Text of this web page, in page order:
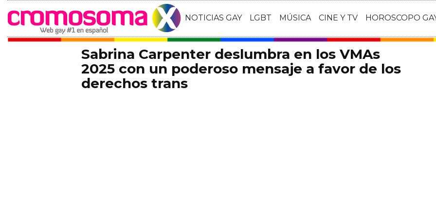
NOTICIAS GAY LGBT MÚSICA CINE Y TV HOROSCOPO
Sabrina Carpenter deslumbra en los VMAs
2025 con un poderoso mensaje a favor de los
derechos trans